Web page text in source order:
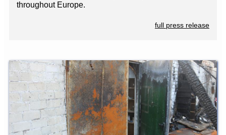
throughout Europe.
full press release